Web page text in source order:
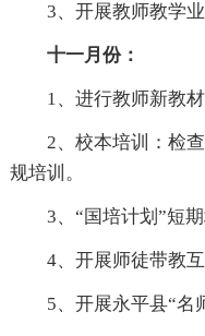
3、开展教师教学
十一月份：
1、进行教师新教
2、校本培训：检
规培训。
3、“国培计划”短
4、开展师徒带教互
5、开展永平县“名